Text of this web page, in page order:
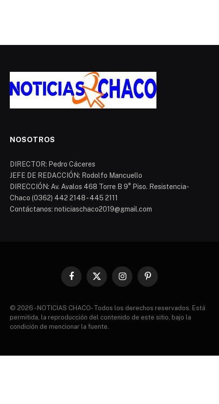
NOSOTROS
DIRECTOR: Pedro Cáceres
JEFE DE REDACCIÓN: Rodolfo Mancuello
DIRECCIÓN: Av. Avalos 468 Torre B 9° Piso. Resistencia-
Chaco (0362) 442 2148 - 445 2111
Contáctanos: noticiaschaco2019@gmail.com
Facebook
X
InstagramPinterest
© 2026 - NOTICIAS CHACO- Todos los derechos reservados. Está
permitida, la reproducción del contenido de este sitio, bajo la
condición de mencionar la fuente.